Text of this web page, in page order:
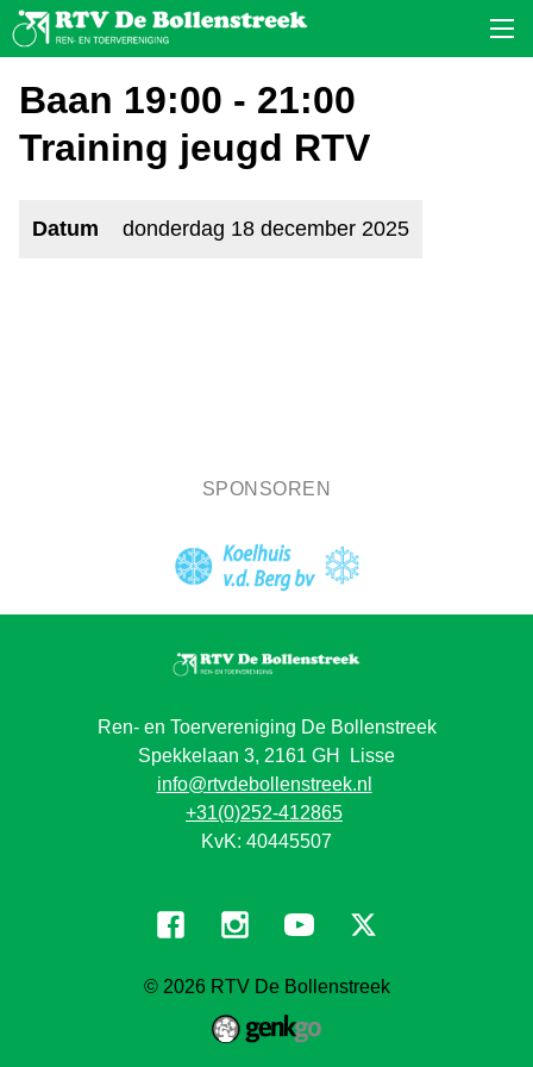
Baan 19:00 - 21:00
Training jeugd RTV
Datum donderdag 18 december 2025
SPONSOREN
Ren- en Toervereniging De Bollenstreek
Spekkelaan 3, 2161 GH Lisse
info@rtvdebollenstreek.nl
+31(0)252-412865
KvK: 40445507
© 2026RTV De Bollenstreek